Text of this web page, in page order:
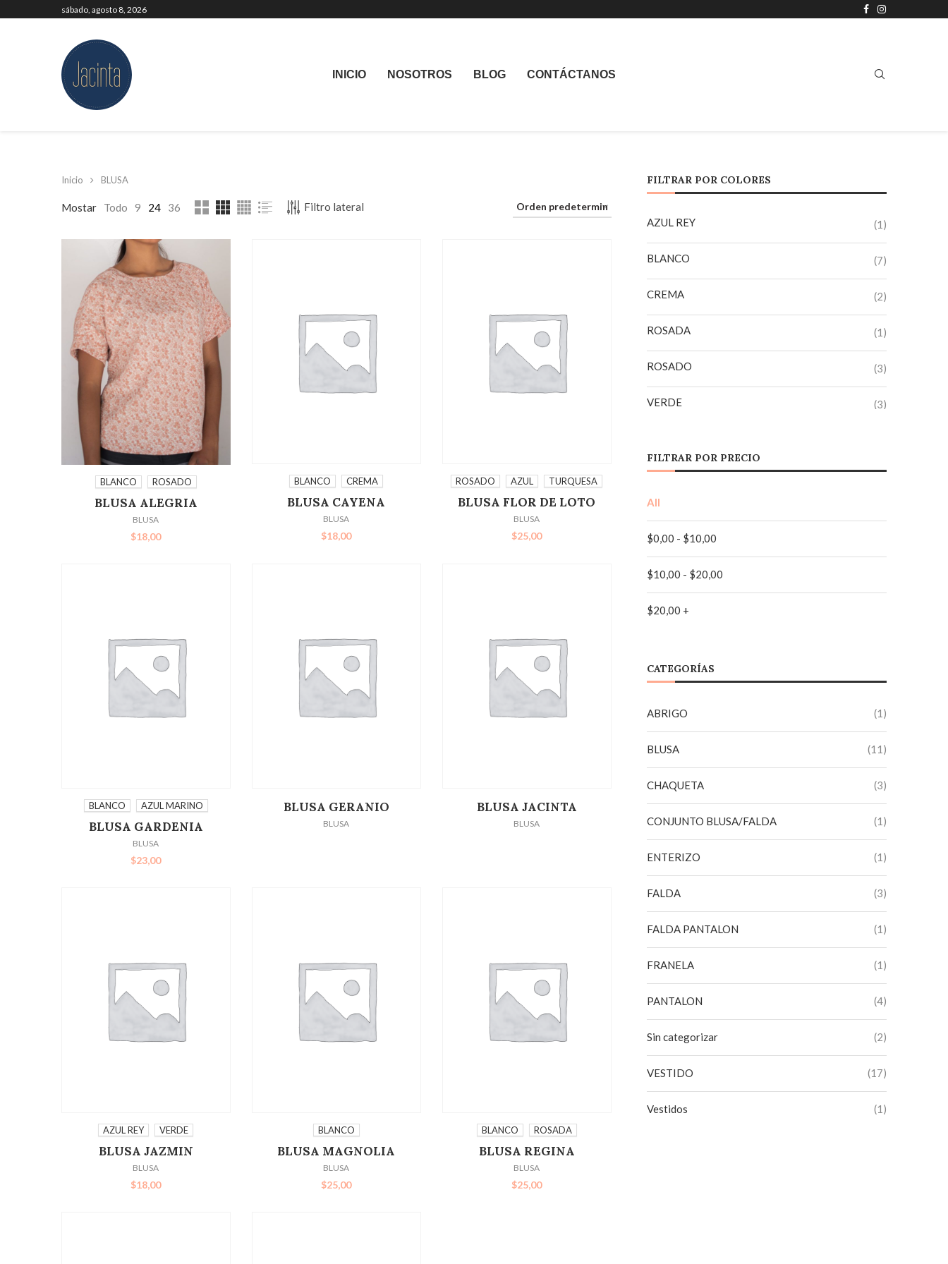
sábado, agosto 8, 2026
INICIO NOSOTROS BLOG CONTÁCTANOS
Inicio BLUSA
Mostar Todo 9 24 36 Filtro lateral
SELECCIONAR OPCIONES
BLANCO ROSADO
BLUSA ALEGRIA
BLUSA
$18,00
SELECCIONAR OPCIONES
BLANCO CREMA
BLUSA CAYENA
BLUSA
$18,00
SELECCIONAR OPCIONES
ROSADO AZUL TURQUESA
BLUSA FLOR DE LOTO
BLUSA
$25,00
SELECCIONAR OPCIONES
BLANCO AZUL MARINO
BLUSA GARDENIA
BLUSA
$23,00
LEER MÁS
BLUSA GERANIO
BLUSA
LEER MÁS
BLUSA JACINTA
BLUSA
SELECCIONAR OPCIONES
AZUL REY VERDE
BLUSA JAZMIN
BLUSA
$18,00
SELECCIONAR OPCIONES
BLANCO
BLUSA MAGNOLIA
BLUSA
$25,00
SELECCIONAR OPCIONES
BLANCO ROSADA
BLUSA REGINA
BLUSA
$25,00
FILTRAR POR COLORES
AZUL REY (1)
BLANCO (7)
CREMA (2)
ROSADA (1)
ROSADO (3)
VERDE (3)
AZUL (1)
AZUL MARINO
NEGRO
TURQUESA
VINO TINTO
FILTRAR POR PRECIO
All
$0,00 - $10,00
$10,00 - $20,00
$20,00 +
CATEGORÍAS
ABRIGO (1)
BLUSA (11)
CHAQUETA (3)
CONJUNTO BLUSA/FALDA (1)
ENTERIZO (1)
FALDA (3)
FALDA PANTALON (1)
FRANELA (1)
PANTALON (4)
Sin categorizar (2)
VESTIDO (17)
Vestidos (1)